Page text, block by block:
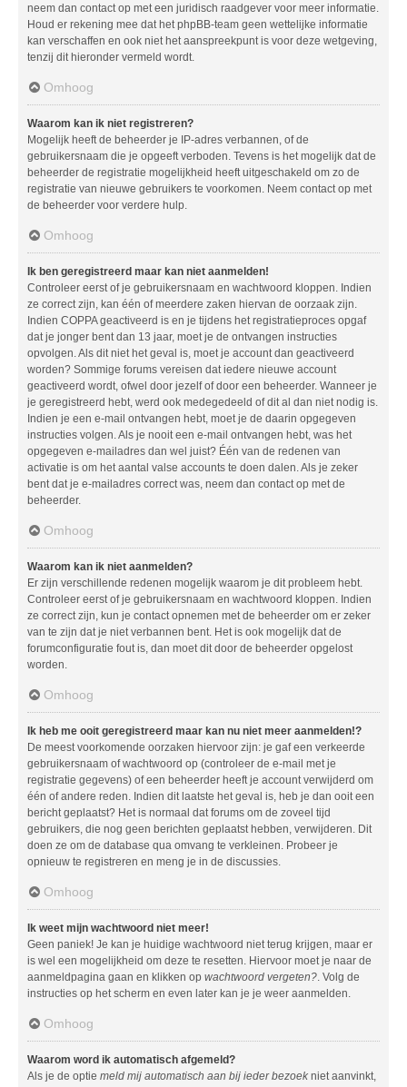
neem dan contact op met een juridisch raadgever voor meer informatie.
Houd er rekening mee dat het phpBB-team geen wettelijke informatie
kan verschaffen en ook niet het aanspreekpunt is voor deze wetgeving,
tenzij dit hieronder vermeld wordt.
Omhoog
Waarom kan ik niet registreren?
Mogelijk heeft de beheerder je IP-adres verbannen, of de
gebruikersnaam die je opgeeft verboden. Tevens is het mogelijk dat de
beheerder de registratie mogelijkheid heeft uitgeschakeld om zo de
registratie van nieuwe gebruikers te voorkomen. Neem contact op met
de beheerder voor verdere hulp.
Omhoog
Ik ben geregistreerd maar kan niet aanmelden!
Controleer eerst of je gebruikersnaam en wachtwoord kloppen. Indien
ze correct zijn, kan één of meerdere zaken hiervan de oorzaak zijn.
Indien COPPA geactiveerd is en je tijdens het registratieproces opgaf
dat je jonger bent dan 13 jaar, moet je de ontvangen instructies
opvolgen. Als dit niet het geval is, moet je account dan geactiveerd
worden? Sommige forums vereisen dat iedere nieuwe account
geactiveerd wordt, ofwel door jezelf of door een beheerder. Wanneer je
je geregistreerd hebt, werd ook medegedeeld of dit al dan niet nodig is.
Indien je een e-mail ontvangen hebt, moet je de daarin opgegeven
instructies volgen. Als je nooit een e-mail ontvangen hebt, was het
opgegeven e-mailadres dan wel juist? Één van de redenen van
activatie is om het aantal valse accounts te doen dalen. Als je zeker
bent dat je e-mailadres correct was, neem dan contact op met de
beheerder.
Omhoog
Waarom kan ik niet aanmelden?
Er zijn verschillende redenen mogelijk waarom je dit probleem hebt.
Controleer eerst of je gebruikersnaam en wachtwoord kloppen. Indien
ze correct zijn, kun je contact opnemen met de beheerder om er zeker
van te zijn dat je niet verbannen bent. Het is ook mogelijk dat de
forumconfiguratie fout is, dan moet dit door de beheerder opgelost
worden.
Omhoog
Ik heb me ooit geregistreerd maar kan nu niet meer aanmelden!?
De meest voorkomende oorzaken hiervoor zijn: je gaf een verkeerde
gebruikersnaam of wachtwoord op (controleer de e-mail met je
registratie gegevens) of een beheerder heeft je account verwijderd om
één of andere reden. Indien dit laatste het geval is, heb je dan ooit een
bericht geplaatst? Het is normaal dat forums om de zoveel tijd
gebruikers, die nog geen berichten geplaatst hebben, verwijderen. Dit
doen ze om de database qua omvang te verkleinen. Probeer je
opnieuw te registreren en meng je in de discussies.
Omhoog
Ik weet mijn wachtwoord niet meer!
Geen paniek! Je kan je huidige wachtwoord niet terug krijgen, maar er
is wel een mogelijkheid om deze te resetten. Hiervoor moet je naar de
aanmeldpagina gaan en klikken op wachtwoord vergeten? . Volg de
instructies op het scherm en even later kan je je weer aanmelden.
Omhoog
Waarom word ik automatisch afgemeld?
Als je de optie meld mij automatisch aan bij ieder bezoek niet aanvinkt,